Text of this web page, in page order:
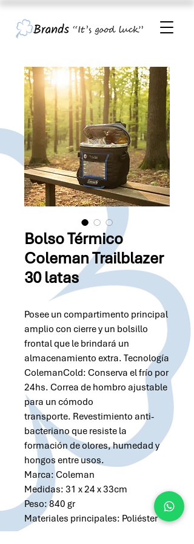
Bolso Térmico
Coleman Trailblazer
30 latas
Posee un compartimento principal
amplio con cierre y un bolsillo
frontal que le brindará un
almacenamiento extra. Tecnología
ColemanCold: Conserva el frío por
24hs. Correa de hombro ajustable
para un cómodo
transporte. Revestimiento anti-
bacteriano que resiste la
formación de olores, humedad y
hongos entre usos.
Marca: Coleman
Medidas: 31 x 24 x 33cm
Peso: 840 gr
Materiales principales: Poliéster